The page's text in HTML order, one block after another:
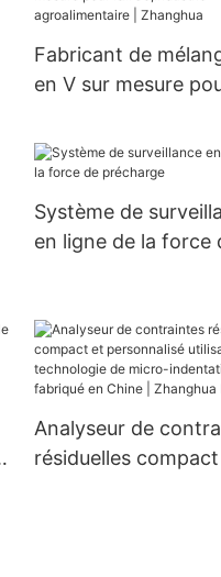
Évaporateur à
mince - Évaporateur
mince
Fabricant de
en V sur mesure
| Zhanghua
Système de
en ligne de la force
Analyseur de
résiduelles